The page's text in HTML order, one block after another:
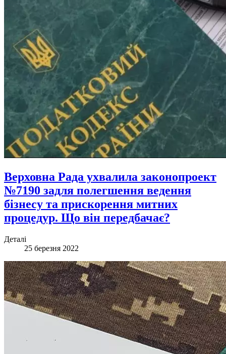
Верховна Рада ухвалила законопроект
№7190 задля полегшення ведення
бізнесу та прискорення митних
процедур. Що він передбачає?
Деталі
25 березня 2022